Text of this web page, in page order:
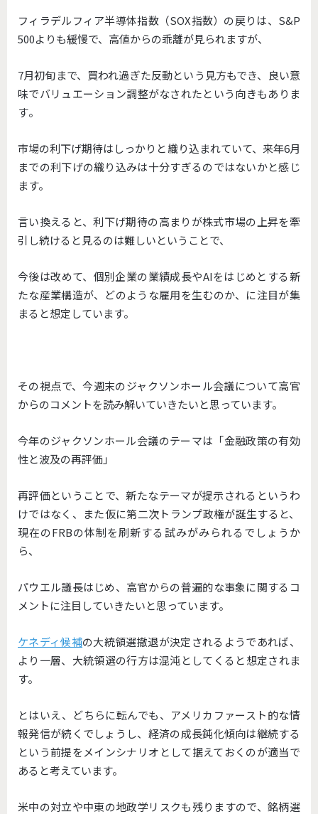
フィラデルフィア半導体指数（SOX指数）の戻りは、S&P
500よりも緩慢で、高値からの乖離が見られますが、
7月初旬まで、買われ過ぎた反動という見方もでき、
良い意
味でバリュエーション調整がなされたという向きもありま
す。
市場の利下げ期待はしっかりと織り込まれていて、 来年6月
までの利下げの織り込みは十分すぎるのではないかと感じ
ます。
言い換えると、利下げ期待の高まりが株式市場の上昇を牽
引し続けると見るのは難しいということで、
今後は改めて、 個別企業の業績成長やAIをはじめとする新
たな産業構造が、
どのような雇用を生むのか、に注目が集
まると想定しています。
その視点で、今週末のジャクソンホール会議について高官
からのコメントを読み解いていきたいと思っています。
今年のジャクソンホール会議のテーマは「金融政策の有効
性と波及の再評価」
再評価ということで、 新たなテーマが提示されるというわ
けではなく、
また仮に第二次トランプ政権が誕生すると、
現在のFRBの体制を刷新する試みがみられるでしょうか
ら、
パウエル議長はじめ、 高官からの普遍的な事象に関するコ
メントに注目していきたいと思 っています。
ケネディ候補の大統領選撤退が決定されるようであれば、
より一層、大統領選の行方は混沌としてくると想定されま
す。
とはいえ、どちらに転んでも、 アメリカファースト的な情
報発信が続くでしょうし、 経済の成長鈍化傾向は継続する
という前提をメインシナリオとして据えておくのが適当で
あると考えています。
米中の対立や中東の地政学リスクも残りますので、 銘柄選